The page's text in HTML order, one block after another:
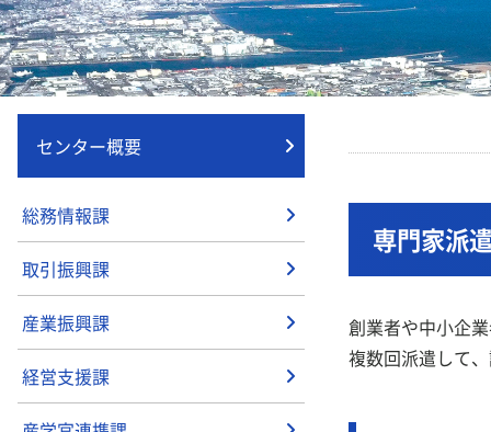
専門家派
創業者や中小企
複数回派遣して
センター概要
総務情報課
取引振興課
産業振興課
経営支援課